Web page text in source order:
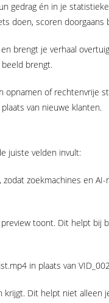
gedrag én in je
doen, scoren doorgaans
brengt je verhaal
brengt.
of rechtenvrije
van nieuwe klanten.
juiste velden invult:
zoekmachines en
toont. Dit helpt bij
in plaats van
Dit helpt niet alleen